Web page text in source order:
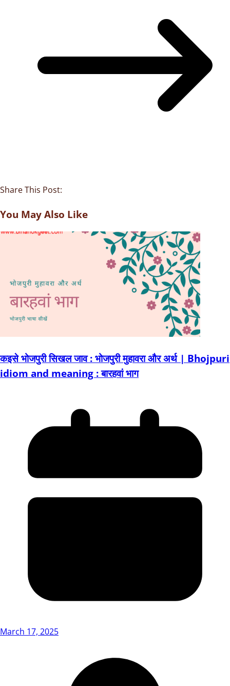
Share This Post:
You May Also Like
कइसे भोजपुरी सिखल जाव : भोजपुरी मुहावरा और अर्थ | Bhojpuri
idiom and meaning : बारहवां भाग
March 17, 2025